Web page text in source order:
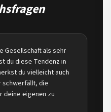
Gesellschaft als sehr
du diese Tendenz in
du vielleicht auch
schwerfällt, die
deine eigenen zu